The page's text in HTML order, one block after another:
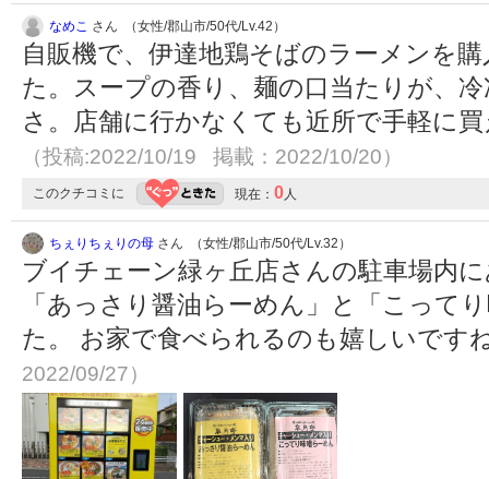
なめこ さん （女性/郡山市/50代/Lv.42）
自販機で、伊達地鶏そばのラーメンを
た。スープの香り、麺の口当たりが、
さ。店舗に行かなくても近所で手軽に
（投稿:2022/10/19 掲載：2022/10/20）
このクチコミに 現在： 0人
ちぇりちぇりの母 さん （女性/郡山市/50代/Lv.32）
ブイチェーン緑ヶ丘店さんの駐車場内
「あっさり醤油らーめん」と「こって
た。 お家で食べられるのも嬉しいです
2022/09/27）